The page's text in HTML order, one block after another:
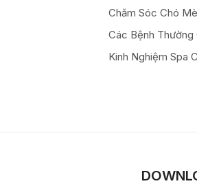
Chăm Sóc Chó
Các Bệnh Thường
Kinh Nghiệm Spa